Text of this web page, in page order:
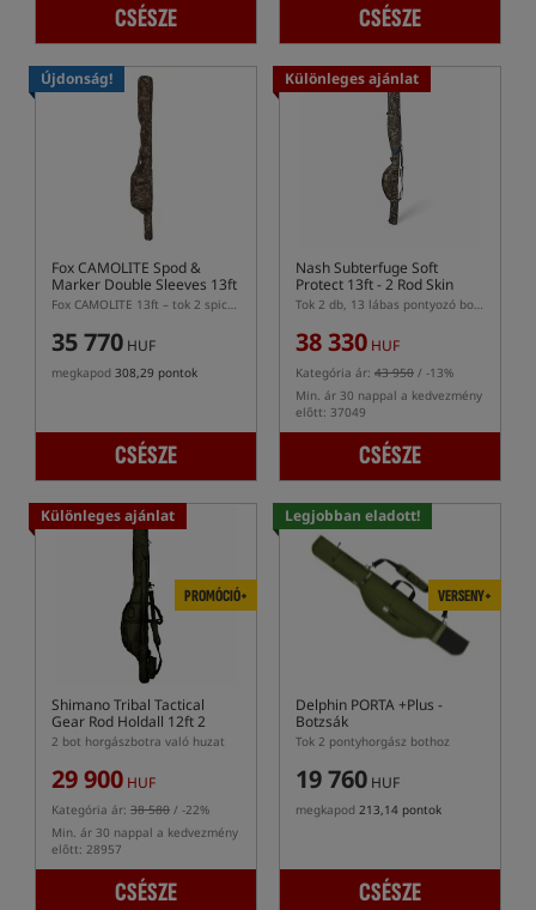
CSÉSZE CSÉSZE
Újdonság!
Fox CAMOLITE Spod &
Marker Double Sleeves 13ft
Fox CAMOLITE 13ft – tok 2 spiccbot és marker bothoz
35 770 HUF
megkapod 308,29 pontok
CSÉSZE
Különleges ajánlat
Nash Subterfuge Soft
Protect 13ft - 2 Rod Skin
Tok 2 db, 13 lábas pontyozó bot számára
38 330 HUF
Kategória ár: 43 950 / -13%
Min. ár 30 nappal a kedvezmény
előtt: 37049
CSÉSZE
Különleges ajánlat
PROMÓCIÓ+
Shimano Tribal Tactical
Gear Rod Holdall 12ft 2
Rods
2 bot horgászbotra való huzat
29 900 HUF
Kategória ár: 38 580 / -22%
Min. ár 30 nappal a kedvezmény
előtt: 28957
CSÉSZE
Legjobban eladott!
VERSENY+
Delphin PORTA +Plus -
Botzsák
Tok 2 pontyhorgász bothoz
19 760 HUF
megkapod 213,14 pontok
CSÉSZE